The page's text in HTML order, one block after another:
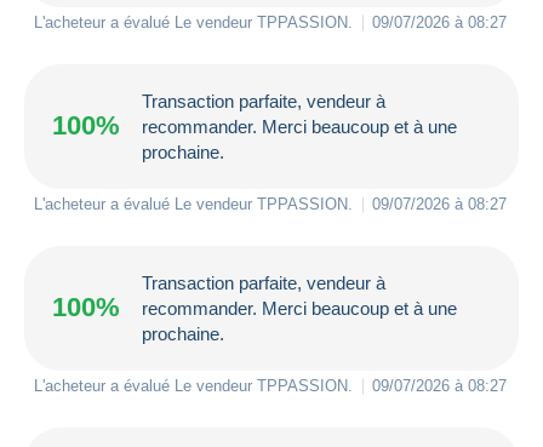
L'acheteur a évalué Le vendeur TPPASSION 09/07/2026 à 08:27
100%
Transaction parfaite, vendeur à
recommander. Merci beaucoup et à une
prochaine.
L'acheteur a évalué Le vendeur TPPASSION 09/07/2026 à 08:27
100%
Transaction parfaite, vendeur à
recommander. Merci beaucoup et à une
prochaine.
L'acheteur a évalué Le vendeur TPPASSION 09/07/2026 à 08:27